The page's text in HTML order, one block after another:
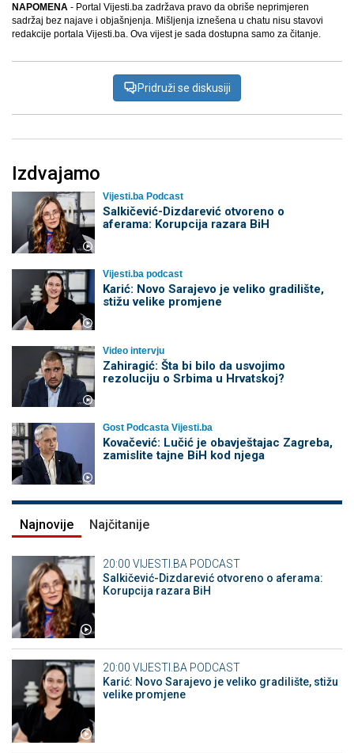
NAPOMENA - Portal Vijesti.ba zadržava pravo da obriše neprimjeren
sadržaj bez najave i objašnjenja. Mišljenja iznešena u chatu nisu stavovi
redakcije portala Vijesti.ba. Ova vijest je sada dostupna samo za čitanje.
Pridruži se diskusiji
Izdvajamo
Vijesti.ba Podcast
Salkičević-Dizdarević otvoreno o
aferama: Korupcija razara BiH
Vijesti.ba podcast
Karić: Novo Sarajevo je veliko gradilište,
stižu velike promjene
Video intervju
Zahiragić: Šta bi bilo da usvojimo
rezoluciju o Srbima u Hrvatskoj?
Gost Podcasta Vijesti.ba
Kovačević: Lučić je obavještajac Zagreba,
zamislite tajne BiH kod njega
Najnovije Najčitanije
20:00 VIJESTI.BA PODCAST
Salkičević-Dizdarević otvoreno o aferama:
Korupcija razara BiH
20:00 VIJESTI.BA PODCAST
Karić: Novo Sarajevo je veliko gradilište, stižu
velike promjene